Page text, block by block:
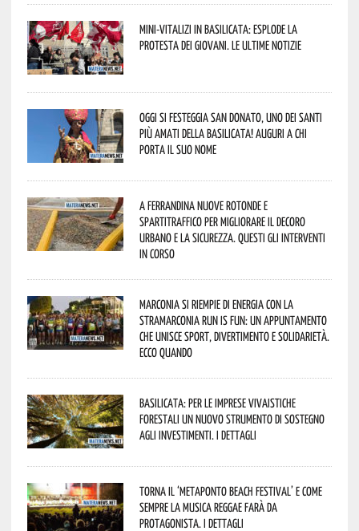
Mini-vitalizi in Basilicata: esplode la
protesta dei giovani. Le ultime notizie
Oggi si festeggia San Donato, uno dei Santi
più amati della Basilicata! Auguri a chi
porta il suo nome
A Ferrandina nuove rotonde e
spartitraffico per migliorare il decoro
urbano e la sicurezza. Questi gli interventi
in corso
Marconia si riempie di energia con la
StraMarconia Run is Fun: un appuntamento
che unisce sport, divertimento e solidarietà.
Ecco quando
Basilicata: per le imprese vivaistiche
forestali un nuovo strumento di sostegno
agli investimenti. I dettagli
Torna il ‘Metaponto beach festival’ e come
sempre la musica reggae farà da
protagonista. I dettagli